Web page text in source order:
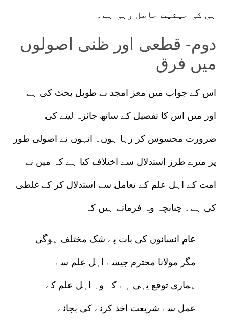
ہی کی حیثیت حاصل رہی ہے۔
دوم- قطعی اور ظنی اصولوں
میں فرق
اس کے جواب میں معز امجد نے طویل بحث کی ہے
اور میں اس کا تفصیل کے ساتھ جائزہ لینے کی
ضرورت محسوس کر رہا ہوں۔ انہوں نے اصولی طور
پر میرے طرز استدلال سے اختلاف کیا ہے کہ میں نے
امت کے اہل علم کے تعامل سے استدلال کر کے غلطی
کی ہے۔ چنانچہ وہ فرماتے ہیں کہ
عام انسانوں کی بات بے شک مختلف ہوگی
مگر مولانا محترم جیسے اہل علم سے
ہماری توقع یہی ہے کہ وہ اہل علم کے
عمل سے شریعت اخذ کرنے کی بجائے